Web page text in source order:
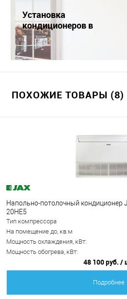
Установка
кондиционеров в
Краснодаре
ПОХОЖИЕ ТОВАРЫ (8)
Напольно-потолочный кондиционер
20НE5
Тип компрессора
На помещение до, кв.м
Мощность охлаждения, кВт:
Мощность обогрева, кВт:
48 100 руб. /
Подробнее